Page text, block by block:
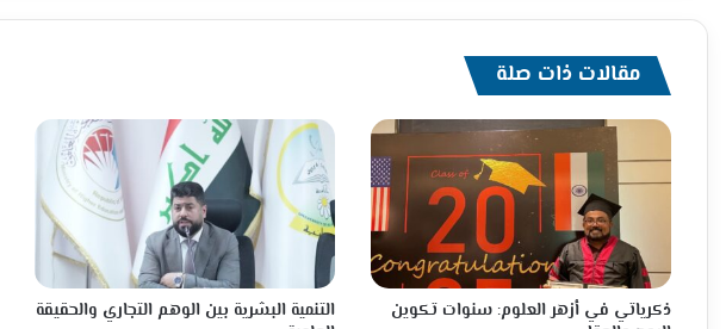
مقالات ذات صلة
ذكرياتي في أزهر العلوم: سنوات تكوين
التنمية البشرية بين الوهم التجاري والحقيقة